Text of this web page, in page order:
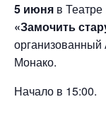
5 июня в Театре
«Замочить
организованный
Монако.
Начало в 15:00.